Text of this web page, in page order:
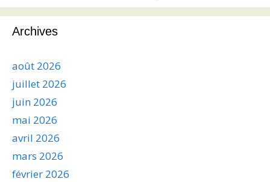
Archives
août 2026
juillet 2026
juin 2026
mai 2026
avril 2026
mars 2026
février 2026